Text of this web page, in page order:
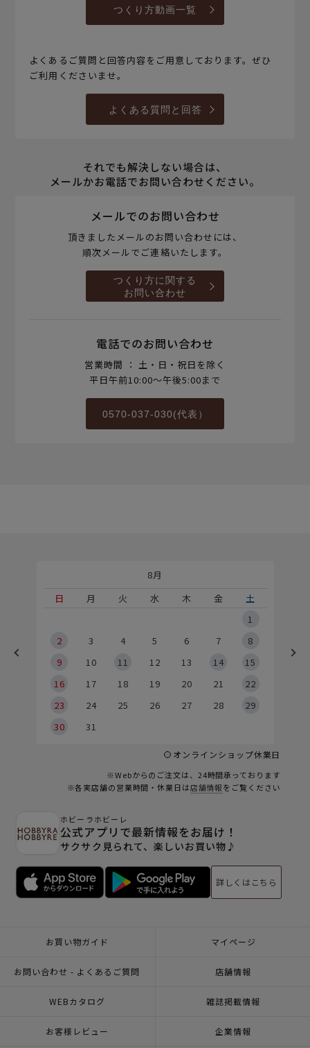
つくり方動画一覧
よくあるご質問と回答内容をご用意しております。ぜひ
ご利用くださいませ。
よくある質問と回答
それでも解決しない場合は、
メールかお電話でお問い合わせください。
メールでのお問い合わせ
頂きましたメールのお問い合わせには、
順次メールでご連絡いたします。
つくり方に関する
お問い合わせ
電話でのお問い合わせ
営業時間 ： 土・日・祝日を除く
平日午前10:00～午後5:00まで
0570-037-030(代表）
8月
日
月 火 水 木 金
土
1
2
3 4 5 6 7
8
9
10 11 12 13 14
15
16
17 18 19 20 21
22
23
24 25 26 27 28
29
30
31
オンラインショップ休業日
※Webからのご注文は、24時間承っております
※各実店舗の営業時間・休業日は店舗情報をご覧ください
ホビーラホビーレ
公式アプリで最新情報をお届け！
サクサク見られて、楽しいお買い物♪
詳しくはこちら
お買い物ガイド マイページ
お問い合わせ - よくあるご質問 店舗情報
WEBカタログ 雑誌掲載情報
お客様レビュー 企業情報